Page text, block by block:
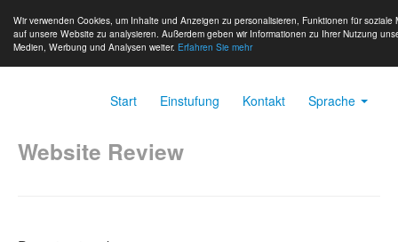
Wir verwenden Cookies, um Inhalte und Anzeigen zu personalisieren, Funktionen für
auf unsere Website zu analysieren. Außerdem geben wir Informationen zu Ihrer Nutzung
Medien, Werbung und Analysen weiter. Erfahren Sie mehr
Start Einstufung Kontakt Sprache
Website Review